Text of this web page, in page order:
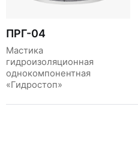
ПРГ-04
Мастика
гидроизоляционная
однокомпонентная
«Гидростоп»